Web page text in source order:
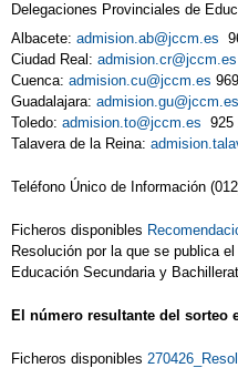
Delegaciones Provinciales de
Albacete: admision.ab@jccm.es
Ciudad Real: admision.cr@jccm.es
Cuenca: admision.cu@jccm.es
Guadalajara: admision.gu@jccm.es
Toledo: admision.to@jccm.es 925
Talavera de la Reina:
Teléfono Único de Información
Ficheros disponibles
Resolución por la que se publica
Educación Secundaria y
El número resultante del sorteo
Ficheros disponibles